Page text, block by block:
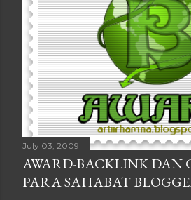
July 03, 2009
AWARD-BACKLINK DAN
PARA SAHABAT